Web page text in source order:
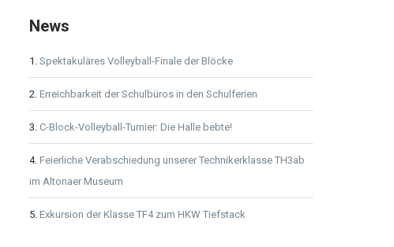
News
Spektakuläres Volleyball-Finale der Blöcke
Erreichbarkeit der Schulbüros in den Schulferien
C-Block-Volleyball-Turnier: Die Halle bebte!
Feierliche Verabschiedung unserer Technikerklasse TH3ab
im Altonaer Museum
Exkursion der Klasse TF4 zum HKW Tiefstack